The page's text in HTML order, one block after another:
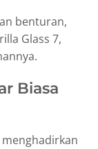
benturan,
Glass 7,
Biasa